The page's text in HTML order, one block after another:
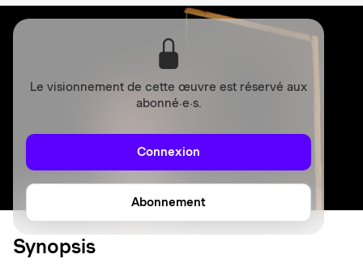
Le visionnement de cette œuvre est réservé aux
abonné·e·s.
Connexion
Abonnement
Synopsis